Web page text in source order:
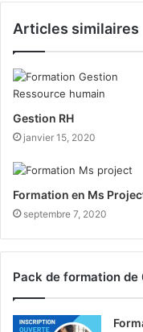
Articles similaires
Gestion RH
janvier 15, 2020
Formation en Ms
septembre 7, 2020
Pack de formation de